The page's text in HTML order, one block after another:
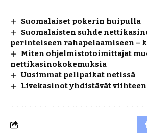
Suomalaiset pokerin huipulla
Suomalaisten suhde
perinteiseen rahapelaamiseen –
Miten ohjelmistotoimittajat
nettikasinokokemuksia
Uusimmat pelipaikat netissä
Livekasinot yhdistävät viihteen